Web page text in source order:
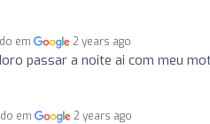
em 2 years ago
passar a noite ai com meu
em 2 years ago